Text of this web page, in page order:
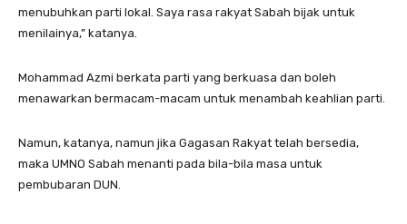
menubuhkan parti lokal. Saya rasa rakyat Sabah bijak untuk
menilainya,” katanya.
Mohammad Azmi berkata parti yang berkuasa dan boleh
menawarkan bermacam-macam untuk menambah keahlian parti.
Namun, katanya, namun jika Gagasan Rakyat telah bersedia,
maka UMNO Sabah menanti pada bila-bila masa untuk
pembubaran DUN.